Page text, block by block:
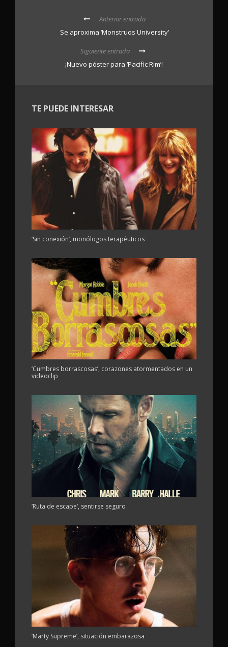
Anterior entrada
Se aproxima ‘Monstruos University’
Siguiente entrada
¡Nuevo póster para ‘Pacific Rim’!
TE PUEDE INTERESAR
‘Sin conexión’, monólogos terapéuticos
‘Cumbres borrascosas’, corazones atormentados en un
videoclip
‘Ruta de escape’, sentirse seguro
‘Marty Supreme’, situación embarazosa